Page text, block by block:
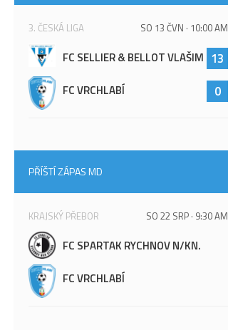
3. ČESKÁ LIGA SO 13 ČVN · 10:00 AM
FC SELLIER & BELLOT VLAŠIM 13
FC VRCHLABÍ 0
PŘÍŠTÍ ZÁPAS MD
KRAJSKÝ PŘEBOR SO 22 SRP · 9:30 AM
FC SPARTAK RYCHNOV N/KN.
FC VRCHLABÍ